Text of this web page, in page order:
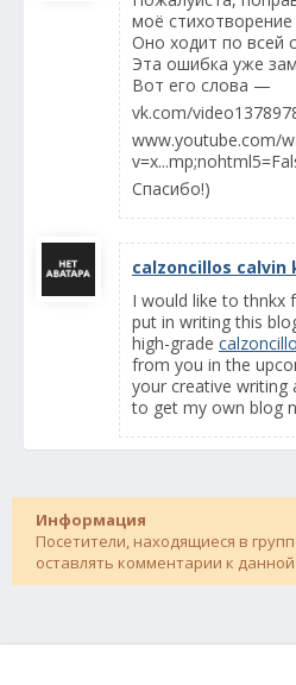
моё
Оно ходит по всей
Эта ошибка уже
Вот его слова —
vk.com/
www.youtube.com/
Спасибо!)
calzoncillos calvin
I would like to thnkx
put in writing this
high-grade
from you in the
your creative writing
to get my own blog
Информация
Посетители, находящиеся в
оставлять комментарии к